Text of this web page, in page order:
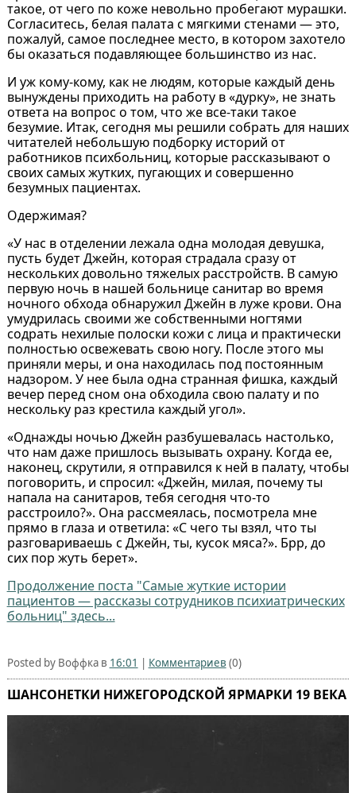
такое, от чего по коже невольно пробегают мурашки.
Согласитесь, белая палата с мягкими стенами — это,
пожалуй, самое последнее место, в котором захотело
бы оказаться подавляющее большинство из нас.
И уж кому-кому, как не людям, которые каждый день
вынуждены приходить на работу в «дурку», не знать
ответа на вопрос о том, что же все-таки такое
безумие. Итак, сегодня мы решили собрать для наших
читателей небольшую подборку историй от
работников психбольниц, которые рассказывают о
своих самых жутких, пугающих и совершенно
безумных пациентах.
Одержимая?
«У нас в отделении лежала одна молодая девушка,
пусть будет Джейн, которая страдала сразу от
нескольких довольно тяжелых расстройств. В самую
первую ночь в нашей больнице санитар во время
ночного обхода обнаружил Джейн в луже крови. Она
умудрилась своими же собственными ногтями
содрать нехилые полоски кожи с лица и практически
полностью освежевать свою ногу. После этого мы
приняли меры, и она находилась под постоянным
надзором. У нее была одна странная фишка, каждый
вечер перед сном она обходила свою палату и по
нескольку раз крестила каждый угол».
«Однажды ночью Джейн разбушевалась настолько,
что нам даже пришлось вызывать охрану. Когда ее,
наконец, скрутили, я отправился к ней в палату, чтобы
поговорить, и спросил: «Джейн, милая, почему ты
напала на санитаров, тебя сегодня что-то
расстроило?». Она рассмеялась, посмотрела мне
прямо в глаза и ответила: «С чего ты взял, что ты
разговариваешь с Джейн, ты, кусок мяса?». Брр, до
сих пор жуть берет».
Продолжение поста "Самые жуткие истории
пациентов — рассказы сотрудников психиатрических
больниц" здесь...
Posted by Воффка в 16:01 | Комментариев (0)
ШАНСОНЕТКИ НИЖЕГОРОДСКОЙ ЯРМАРКИ 19 ВЕКА